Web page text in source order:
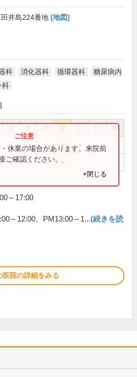
井島224番地 [地図]
科 消化器科 循環器科
糖尿病内
科
祝
● ● ● ●
● ● ●
休業の場合があります。来院前
ご確認ください。
×閉じる
～17:00
～12:00、PM13:00～1...(続きを読
医院の詳細をみる